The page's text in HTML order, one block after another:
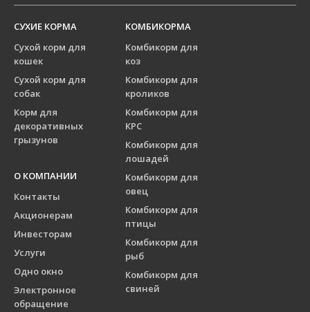
СУХИЕ КОРМА
Сухой корм для
кошек
Сухой корм для
собак
Корм для
декоративных
грызунов
КОМБИКОРМА
Комбикорм для
коз
Комбикорм для
кроликов
Комбикорм для
КРС
Комбикорм для
лошадей
Комбикорм для
овец
Комбикорм для
птицы
Комбикорм для
рыб
Комбикорм для
свиней
О КОМПАНИИ
Контакты
Акционерам
Инвесторам
Услуги
Одно окно
Электронное
обращение